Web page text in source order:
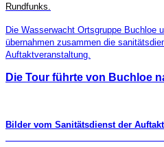
Rundfunks.
Die Wasserwacht Ortsgruppe Buchloe
übernahmen zusammen die
Auftaktveranstaltung.
Die Tour führte von Buchloe
Bilder vom Sanitätsdienst der